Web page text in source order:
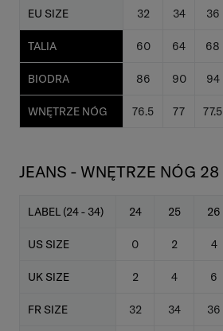
EU SIZE 32 34 36
TALIA 60 64 68
BIODRA 86 90 94
WNĘTRZE NÓG 76.5 77 77.5
JEANS - WNĘTRZE NÓG 28
LABEL (24 - 34) 24 25 26
US SIZE 0 2 4
UK SIZE 2 4 6
FR SIZE 32 34 36